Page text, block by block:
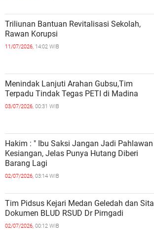
Triliunan Bantuan Revitalisasi Sekolah,
Rawan Korupsi
11/07/2026, 14:02 WIB
Menindak Lanjuti Arahan Gubsu,Tim
Terpadu Tindak Tegas PETI di Madina
03/07/2026, 00:31 WIB
Hakim : " Ibu Saksi Jangan Jadi Pahlawan
Kesiangan, Jelas Punya Hutang Diberi
Barang Lagi
02/07/2026, 03:14 WIB
Tim Pidsus Kejari Medan Geledah dan Sita
Dokumen BLUD RSUD Dr Pirngadi
02/07/2026, 00:12 WIB